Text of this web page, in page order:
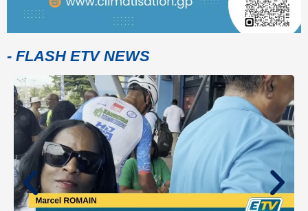
- FLASH ETV NEWS